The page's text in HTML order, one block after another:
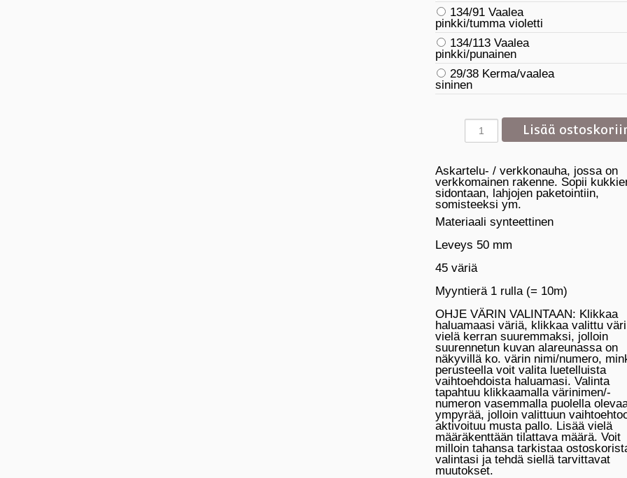
134/91 Vaalea
pinkki/tumma violetti
134/113 Vaalea
pinkki/punainen
29/38 Kerma/vaalea
sininen
Askartelu- / verkkonauha, jossa on
verkkomainen rakenne. Sopii
sidontaan, lahjojen paketointiin,
somisteeksi ym.
Materiaali synteettinen
Leveys 50 mm
45 väriä
Myyntierä 1 rulla (= 10m)
OHJE VÄRIN VALINTAAN: Klikkaa
haluamaasi väriä, klikkaa valittu väri
vielä kerran suuremmaksi, jolloin
suurennetun kuvan alareunassa on
näkyvillä ko. värin nimi/numero,
perusteella voit valita luetelluista
vaihtoehdoista haluamasi. Valinta
tapahtuu klikkaamalla värinimen/-
numeron vasemmalla puolella
ympyrää, jolloin valittuun
aktivoituu musta pallo. Lisää vielä
määräkenttään tilattava määrä. Voit
milloin tahansa tarkistaa
valintasi ja tehdä siellä tarvittavat
muutokset.